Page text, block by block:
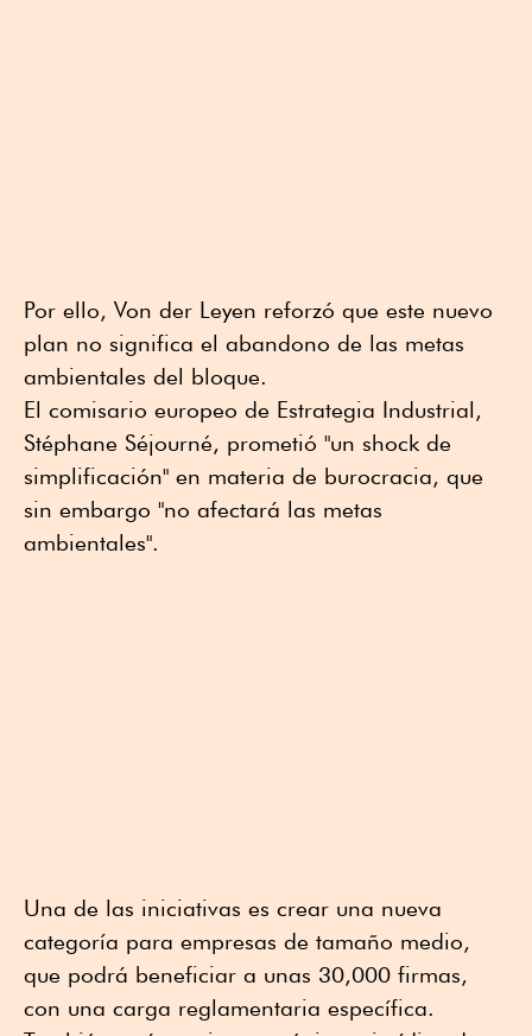
Por ello, Von der Leyen reforzó que este nuevo
plan no significa el abandono de las metas
ambientales del bloque.
El comisario europeo de Estrategia Industrial,
Stéphane Séjourné, prometió "un shock de
simplificación" en materia de burocracia, que
sin embargo "no afectará las metas
ambientales".
Una de las iniciativas es crear una nueva
categoría para empresas de tamaño medio,
que podrá beneficiar a unas 30,000 firmas,
con una carga reglamentaria específica.